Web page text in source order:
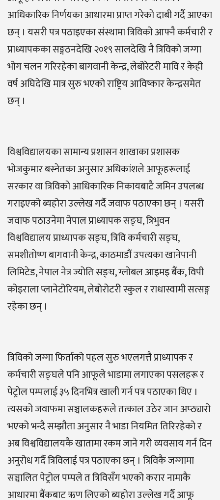
आधिकारिक निर्णयका आधारमा प्राप्त गरेको दाबी गर्दै आएका
छन् । यसरी पत्र पठाइएका संस्थामा त्रिविको आफ्नै कर्मचारी र
प्राध्यापकका सङ्गठनदेखि २०१९ सालदेखि नै त्रिविको जग्गा
भोग चलन गरिरहेका बागवानी केन्द्र, लेबोरेटरी मावि र केही
वर्ष अघिदेखि मात्र सुरु भएको राष्ट्रिय आविष्कार केन्द्रसमेत
छन् ।
विश्वविद्यालयका सामान्य प्रशासन शाखाका प्रशासक
भोजकुमार बस्नेतका अनुसार अधिकांशले आफूहरूलाई
सरकार वा त्रिविको आधिकारिक निकायबाटै जमिन उपलब्ध
गराइएको ब्यहोरा उल्लेख गर्दै जवाफ पठाएका छन् । यसरी
जवाफ पठाउनेमा नेपाल प्राध्यापक सङ्घ, त्रिभुवन
विश्वविद्यालय प्राध्यापक सङ्घ, त्रिवि कर्मचारी सङ्घ,
समशीतोष्ण बागवानी केन्द्र, काठमाडौं उपत्यका खानेपानी
लिमिटेड, नेपाल नेत्र ज्योति सङ्घ, ग्लोबल आइमइ बैंक, विपी
कोइराला प्लानेटोरियम, लेबोरोटरी स्कुल र राधास्वामी सत्सङ्ग
रहेका छन् ।
त्रिविको जग्गा फिर्ताको पहल सुरु भएलगत्तै प्राध्यापक र
कर्मचारी सङ्घले पनि आफूले भाडामा लगाएका पसलहरू र
पेट्रोल पम्पलाई ३५ दिनभित्र खाली गर्न पत्र पठाएका थिए ।
त्यसको जवाफमा सञ्चालकहरूले तत्काल उठेर जान अप्ठ्यारो
भएको भन्दै सम्झौता अनुसार नै भाडा नियमित तिरिरहेको र
अब विश्वविद्यालयकै खातामा रकम जाने गरी व्यवसाय गर्न दिन
अनुरोध गर्दै त्रिविलाई पत्र पठाएका छन् । त्रिविकै जग्गामा
सञ्चालित पेट्रोल पम्पले त त्रिविसँग भएको करार नामाकै
आधारमा बैंकबाट ऋण लिएको ब्यहोरा उल्लेख गर्दै आफू